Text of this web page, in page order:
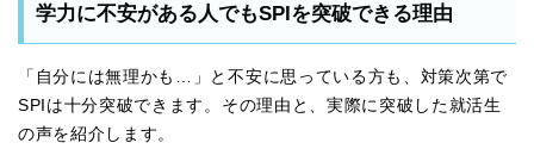
学力に不安がある人でもSPIを突破できる理由
「自分には無理かも…」と不安に思っている方も、対策次第で
SPIは十分突破できます。その理由と、実際に突破した就活生
の声を紹介します。